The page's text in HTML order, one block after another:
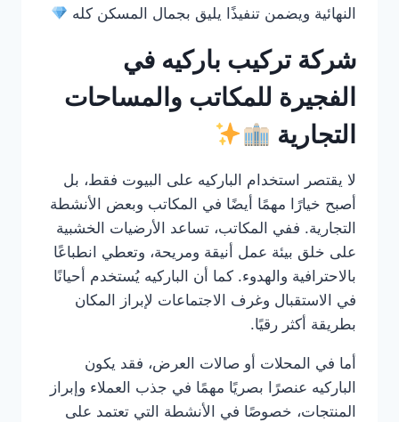
النهائية ويضمن تنفيذًا يليق بجمال المسكن كله
شركة تركيب باركيه في
الفجيرة للمكاتب والمساحات
التجارية
لا يقتصر استخدام الباركيه على البيوت فقط، بل
أصبح خيارًا مهمًا أيضًا في المكاتب وبعض الأنشطة
التجارية. ففي المكاتب، تساعد الأرضيات الخشبية
على خلق بيئة عمل أنيقة ومريحة، وتعطي انطباعًا
بالاحترافية والهدوء. كما أن الباركيه يُستخدم أحيانًا
في الاستقبال وغرف الاجتماعات لإبراز المكان
بطريقة أكثر رقيًا.
أما في المحلات أو صالات العرض، فقد يكون
الباركيه عنصرًا بصريًا مهمًا في جذب العملاء وإبراز
المنتجات، خصوصًا في الأنشطة التي تعتمد على